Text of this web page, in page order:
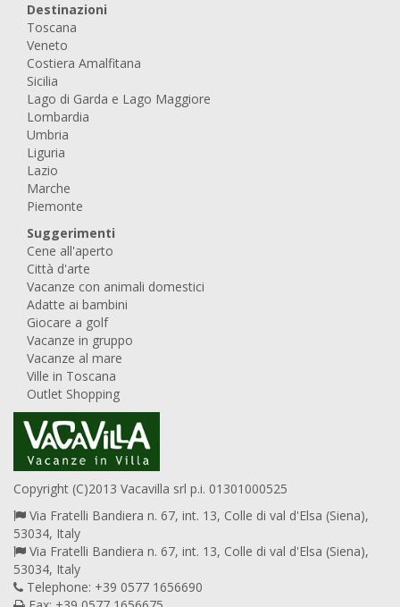
Destinazioni
Toscana
Veneto
Costiera Amalfitana
Sicilia
Lago di Garda e Lago Maggiore
Lombardia
Umbria
Liguria
Lazio
Marche
Piemonte
Suggerimenti
Cene all'aperto
Città d'arte
Vacanze con animali domestici
Adatte ai bambini
Giocare a golf
Vacanze in gruppo
Vacanze al mare
Ville in Toscana
Outlet Shopping
Copyright (C)2013 Vacavilla srl p.i. 01301000525
Via Fratelli Bandiera n. 67, int. 13, Colle di val d'Elsa (Siena),
53034, Italy
Via Fratelli Bandiera n. 67, int. 13, Colle di val d'Elsa (Siena),
53034, Italy
Telephone: +39 0577 1656690